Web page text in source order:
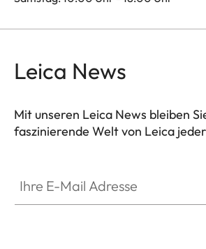
Leica News
Mit unseren Leica News bleiben
faszinierende Welt von Leica